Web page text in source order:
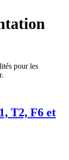
pour les
T2, F6 et